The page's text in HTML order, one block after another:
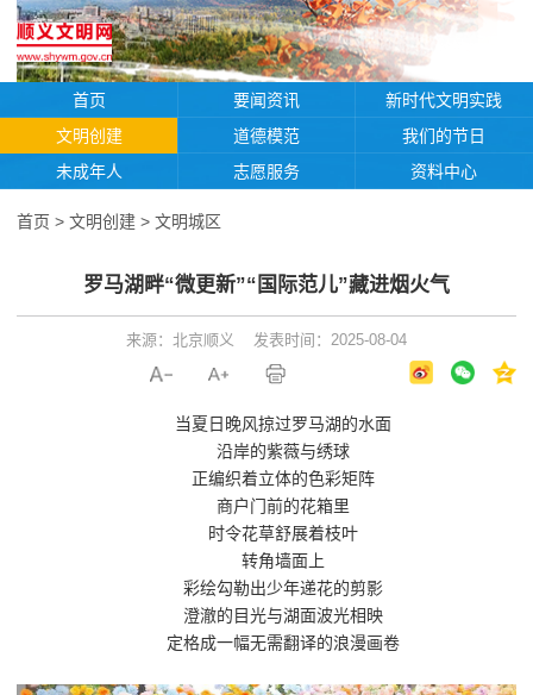
首页 要闻资讯
新时代文明实践
文明创建
道德模范
我们的节日
未成年人
志愿服务 资料中心
首页 > 文明创建 > 文明城区
罗马湖畔“微更新”“国际范儿”藏进烟火气
来源：北京顺义 发表时间：2025-08-04
当夏日晚风掠过罗马湖的水面
沿岸的紫薇与绣球
正编织着立体的色彩矩阵
商户门前的花箱里
时令花草舒展着枝叶
转角墙面上
彩绘勾勒出少年递花的剪影
澄澈的目光与湖面波光相映
定格成一幅无需翻译的浪漫画卷